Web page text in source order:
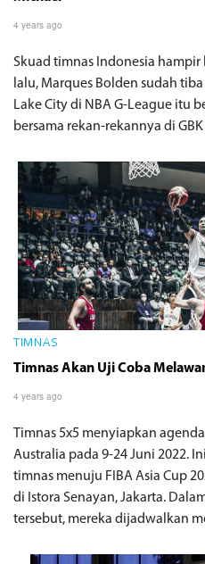
4 years ago
Skuad timnas Indonesia hampir
lalu, Marques Bolden sudah
Lake City di NBA G-League itu
bersama rekan-rekannya di
TIMNAS
Timnas Akan Uji Coba
4 years ago
Timnas 5x5 menyiapkan
Australia pada 9-24 Juni 2022.
timnas menuju FIBA Asia Cup
di Istora Senayan, Jakarta.
tersebut, mereka dijadwalkan